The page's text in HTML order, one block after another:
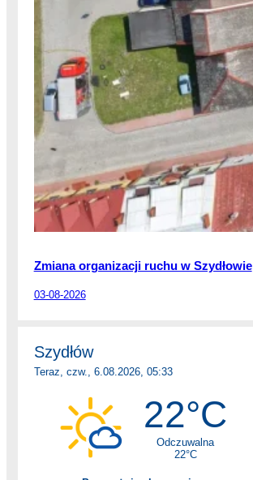
Zmiana organizacji ruchu w Szydłowie
03-08-2026